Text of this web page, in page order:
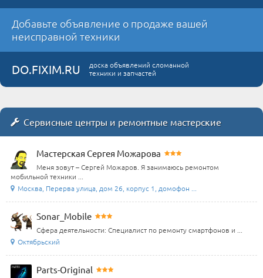
Добавьте объявление о продаже вашей
неисправной техники
DO.FIXIM.RU
доска объявлений сломанной
техники и запчастей
Сервисные центры и ремонтные мастерские
Мастерская Сергея Можарова
Меня зовут – Сергей Можаров. Я занимаюсь ремонтом
мобильной техники ...
Москва, Перерва улица, дом 26, корпус 1, домофон ...
Sonar_Mobile
Сфера деятельности: Специалист по ремонту смартфонов и ...
Октябрьский
Parts-Original